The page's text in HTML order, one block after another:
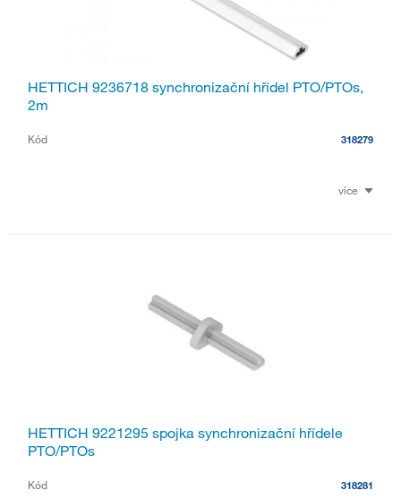
HETTICH 9236718 synchronizační hřídel PTO/PTOs,
2m
Kód 318279
více
HETTICH 9221295 spojka synchronizační hřídele
PTO/PTOs
Kód 318281